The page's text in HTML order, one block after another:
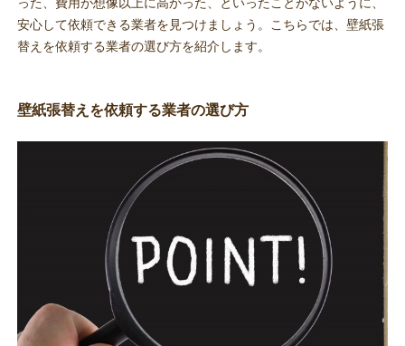
った、費用が想像以上に高かった、といったことがないように、
安心して依頼できる業者を見つけましょう。こちらでは、壁紙張
替えを依頼する業者の選び方を紹介します。
壁紙張替えを依頼する業者の選び方